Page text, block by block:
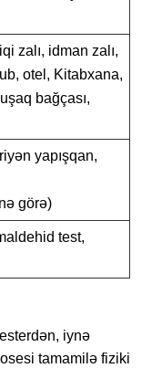
zalı, idman zalı,
otel, Kitabxana,
bağçası,
yapışqan,
görə)
test,
iynə
tamamilə fiziki